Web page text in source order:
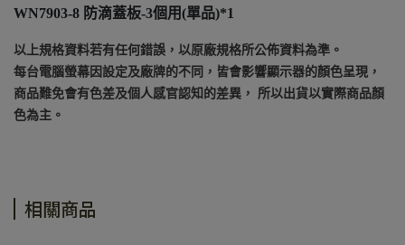
WN7903-8 防滴蓋板-3個用(單品)*1
以上規格資料若有任何錯誤，以原廠規格所公佈資料為準。
每台電腦螢幕因設定及廠牌的不同，皆會影響顯示器的顏色呈現，
商品難免會有色差及個人感官認知的差異， 所以出貨以實際商品顏
色為主。
相關商品